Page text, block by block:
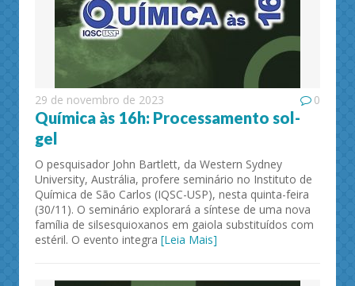
29 de novembro de 2023 0
Química às 16h: Processamento sol-
gel
O pesquisador John Bartlett, da Western Sydney
University, Austrália, profere seminário no Instituto de
Química de São Carlos (IQSC-USP), nesta quinta-feira
(30/11). O seminário explorará a síntese de uma nova
família de silsesquioxanos em gaiola substituídos com
estéril. O evento integra [Leia Mais]